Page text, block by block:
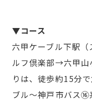
▼コース
六甲ケーブル下駅
ルフ倶楽部→六甲
りは、徒歩約15分
ブル～神戸市バス⑯